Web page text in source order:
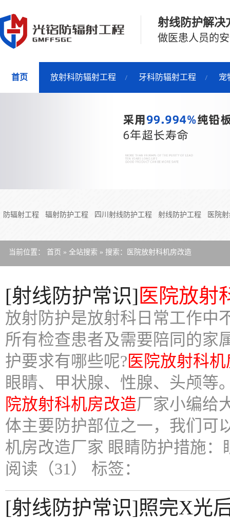
射线防护解决
做医患人员的
首页 放射科防辐射工程 牙科防辐射工程 宠
防辐射工程 辐射防护工程 四川射线防护工程 射线防护工程 医院
当前位置： 首页 » 全站搜索 » 搜索：医院放射科机房改造
[射线防护常识] 医院放射
放射防护是放射科日常工作中
所有检查患者及需要陪同的家
护要求有哪些呢?医院放射科
眼睛、甲状腺、性腺、头颅等
院放射科机房改造厂家小编给
体主要防护部位之一，我们可
机房改造厂家 眼睛防护措施：
阅读（31） 标签：
[射线防护常识]照完X光